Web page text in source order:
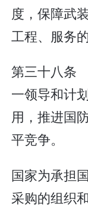
度，保障武
工程、服务
第三十八条
一领导和计
用，推进国
平竞争。
国家为承担
采购的组织